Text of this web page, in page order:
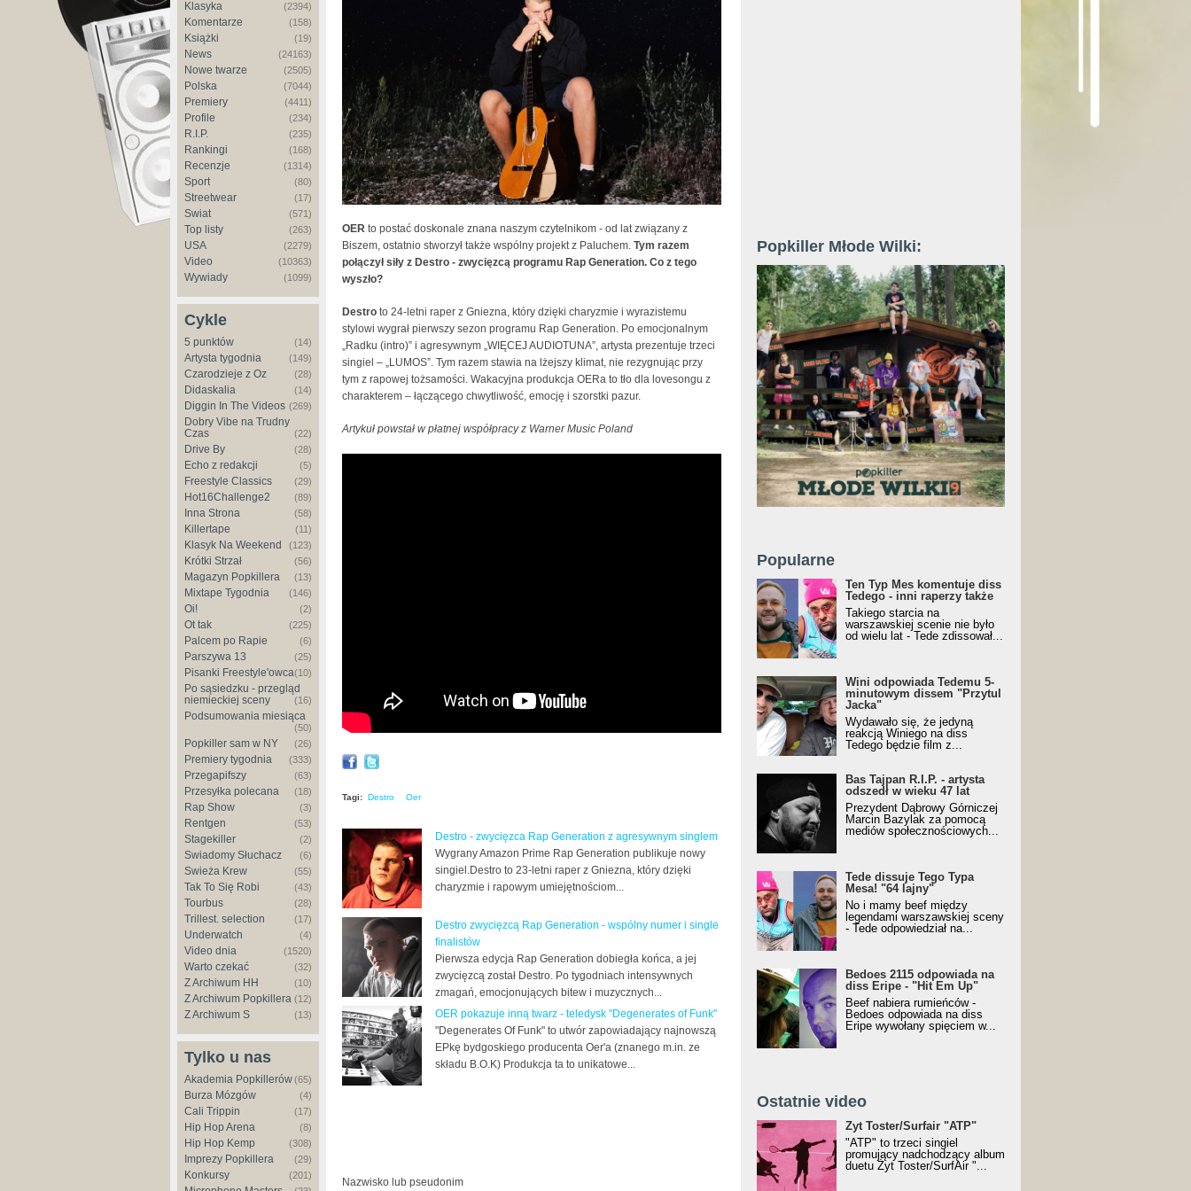
Klasyka (2394)
Komentarze (158)
Książki (19)
News (24163)
Nowe twarze (2505)
Polska (7044)
Premiery (4411)
Profile (234)
R.I.P. (235)
Rankingi (168)
Recenzje (1314)
Sport (80)
Streetwear (17)
Świat (571)
Top listy (263)
USA (2279)
Video (10363)
Wywiady (1099)
Cykle
5 punktów (14)
Artysta tygodnia (149)
Czarodzieje z Oz (28)
Didaskalia (14)
Diggin In The Videos (269)
Dobry Vibe na Trudny
Czas
(22)
Drive By (28)
Echo z redakcji (5)
Freestyle Classics (29)
Hot16Challenge2 (89)
Inna Strona (58)
Killertape (11)
Klasyk Na Weekend (123)
Krótki Strzał (56)
Magazyn Popkillera (13)
Mixtape Tygodnia (146)
Oi! (2)
Ot tak (225)
Palcem po Rapie (6)
Parszywa 13 (25)
Pisanki Freestyle'owca(10)
Po sąsiedzku - przegląd
niemieckiej sceny
(16)
Podsumowania miesiąca
(50)
Popkiller sam w NY (26)
Premiery tygodnia (333)
Przegapifszy (63)
Przesyłka polecana (18)
Rap Show (3)
Rentgen (53)
Stagekiller (2)
Świadomy Słuchacz (6)
Świeża Krew (55)
Tak To Się Robi (43)
Tourbus (28)
Trillest. selection (17)
Underwatch (4)
Video dnia (1520)
Warto czekać (32)
Z Archiwum HH (10)
Z Archiwum Popkillera (12)
Z Archiwum S (13)
Tylko u nas
Akademia Popkillerów(65)
Burza Mózgów (4)
Cali Trippin (17)
Hip Hop Arena (8)
Hip Hop Kemp (308)
Imprezy Popkillera (29)
Konkursy (201)
OER to postać doskonale znana naszym czytelnikom - od lat związany z
Biszem, ostatnio stworzył także wspólny projekt z Paluchem. Tym razem
połączył siły z Destro - zwycięzcą programu Rap Generation. Co z tego
wyszło?
Destro to 24-letni raper z Gniezna, który dzięki charyzmie i wyrazistemu
stylowi wygrał pierwszy sezon programu Rap Generation. Po emocjonalnym
„Radku (intro)” i agresywnym „WIĘCEJ AUDIOTUNA”, artysta prezentuje trzeci
singiel – „LUMOS”. Tym razem stawia na lżejszy klimat, nie rezygnując przy
tym z rapowej tożsamości. Wakacyjna produkcja OERa to tło dla lovesongu z
charakterem – łączącego chwytliwość, emocję i szorstki pazur.
Artykuł powstał w płatnej współpracy z Warner Music Poland
Tagi: Destro Oer
Destro - zwycięzca Rap Generation z agresywnym singlem
Wygrany Amazon Prime Rap Generation publikuje nowy
singiel.Destro to 23-letni raper z Gniezna, który dzięki
charyzmie i rapowym umiejętnościom...
Destro zwycięzcą Rap Generation - wspólny numer i single
finalistów
Pierwsza edycja Rap Generation dobiegła końca, a jej
zwycięzcą został Destro. Po tygodniach intensywnych
zmagań, emocjonujących bitew i muzycznych...
OER pokazuje inną twarz - teledysk "Degenerates of Funk"
"Degenerates Of Funk" to utwór zapowiadający najnowszą
EPkę bydgoskiego producenta Oer'a (znanego m.in. ze
składu B.O.K) Produkcja ta to unikatowe...
Nazwisko lub pseudonim
Popkiller Młode Wilki:
Popularne
Ten Typ Mes komentuje diss
Tedego - inni raperzy także
Takiego starcia na
warszawskiej scenie nie było
od wielu lat - Tede zdissował...
Wini odpowiada Tedemu 5-
minutowym dissem "Przytul
Jacka"
Wydawało się, że jedyną
reakcją Winiego na diss
Tedego będzie film z...
Bas Tajpan R.I.P. - artysta
odszedł w wieku 47 lat
Prezydent Dąbrowy Górniczej
Marcin Bazylak za pomocą
mediów społecznościowych...
Tede dissuje Tego Typa
Mesa! "64 lajny"
No i mamy beef między
legendami warszawskiej sceny
- Tede odpowiedział na...
Bedoes 2115 odpowiada na
diss Eripe - "Hit Em Up"
Beef nabiera rumieńców -
Bedoes odpowiada na diss
Eripe wywołany spięciem w...
Ostatnie video
Żyt Toster/SurfAir - ATP VIDEO
Żyt Toster/Surfair "ATP"
"ATP" to trzeci singiel
promujący nadchodzący album
duetu Żyt Toster/SurfAir "...